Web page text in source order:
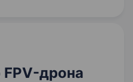
FPV-дрона